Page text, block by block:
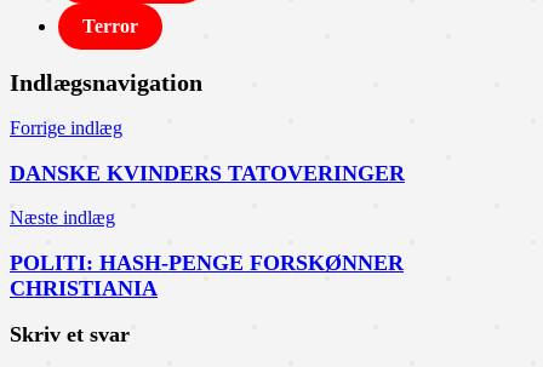
Terror
Indlægsnavigation
Forrige indlæg
DANSKE KVINDERS TATOVERINGER
Næste indlæg
POLITI: HASH-PENGE FORSKØNNER
CHRISTIANIA
Skriv et svar